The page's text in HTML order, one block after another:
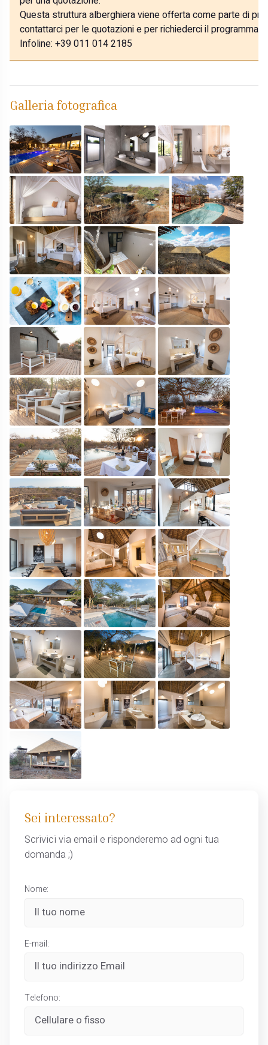
Questa struttura alberghiera viene offerta come parte di
contattarci per le quotazioni e per richiederci il programma
Infoline: +39 011 014 2185
Galleria fotografica
Sei interessato?
Scrivici via email e risponderemo ad ogni tua
domanda ;)
Nome:
E-mail:
Telefono: